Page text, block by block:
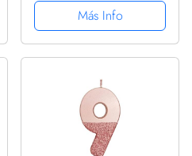
CamisetaMás Info